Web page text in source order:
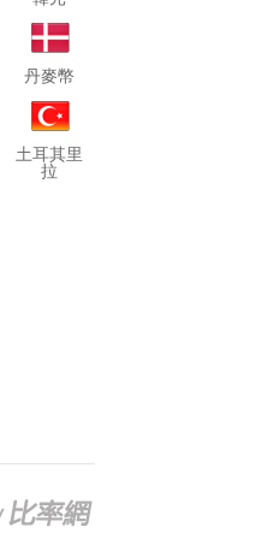
丹麥幣
土耳其里
拉